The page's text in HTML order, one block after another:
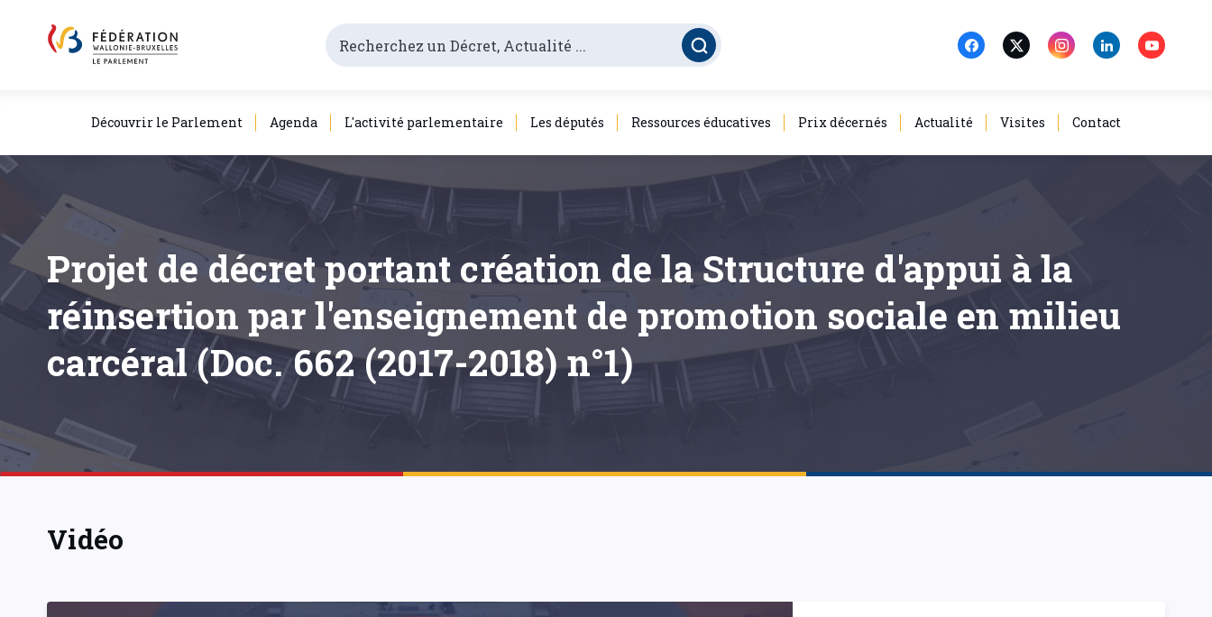
Découvrir le Parlement Agenda L'activité parlementaire Les députés Ressources éducatives Prix décernés Actualité Visites Contact
Projet de décret portant création de la Structure d'appui à la
réinsertion par l'enseignement de promotion sociale en milieu
carcéral (Doc. 662 (2017-2018) n°1)
Vidéo